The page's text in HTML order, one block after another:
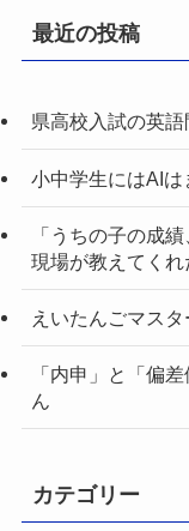
最近の投稿
県高校入試の英
小中学生にはAIは
「うちの子の成
現場が教えてくれ
えいたんごマス
「内申」と「偏
ん
カテゴリー